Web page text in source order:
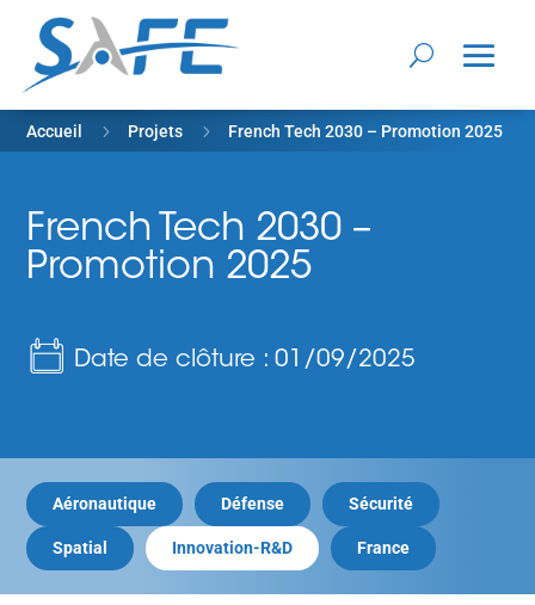
Accueil 5 Projets 5 French Tech 2030 – Promotion 2025
French Tech 2030 –
Promotion 2025
Date de clôture : 01/09/2025
Aéronautique Défense Sécurité
Spatial Innovation-R&D France